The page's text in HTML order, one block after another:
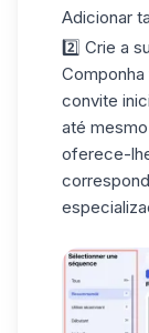
Adicionar
2️⃣ Crie a
convite
até
oferece-